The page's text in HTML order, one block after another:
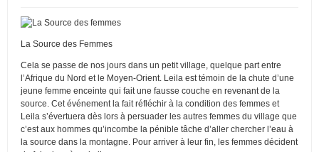
La Source des Femmes
Cela se passe de nos jours dans un petit village, quelque part entre
l’Afrique du Nord et le Moyen-Orient. Leila est témoin de la chute d’une
jeune femme enceinte qui fait une fausse couche en revenant de la
source. Cet événement la fait réfléchir à la condition des femmes et
Leila s’évertuera dès lors à persuader les autres femmes du village que
c’est aux hommes qu’incombe la pénible tâche d’aller chercher l’eau à
la source dans la montagne. Pour arriver à leur fin, les femmes décident